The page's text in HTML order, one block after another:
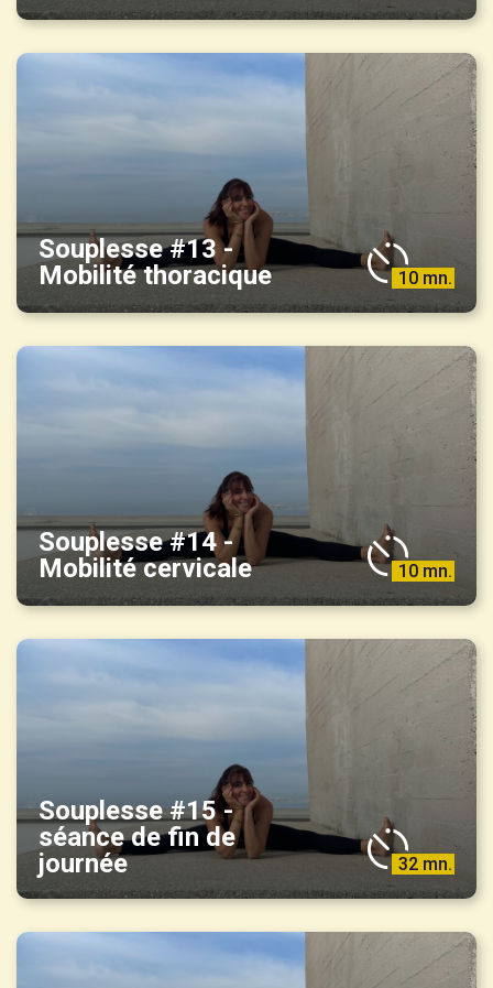
Souplesse #13 -
Mobilité thoracique
10 mn.
Souplesse #14 -
Mobilité cervicale
10 mn.
Souplesse #15 -
séance de fin de
journée
32 mn.